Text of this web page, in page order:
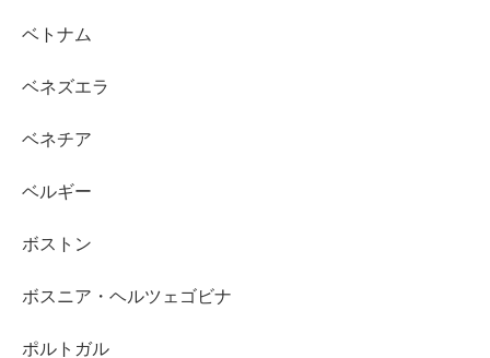
ベトナム
ベネズエラ
ベネチア
ベルギー
ボストン
ボスニア・ヘルツェゴビナ
ポルトガル